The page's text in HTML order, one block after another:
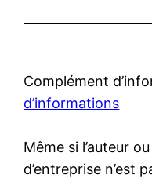
Complément
d’informations
Même si l’auteur
d’entreprise n’est